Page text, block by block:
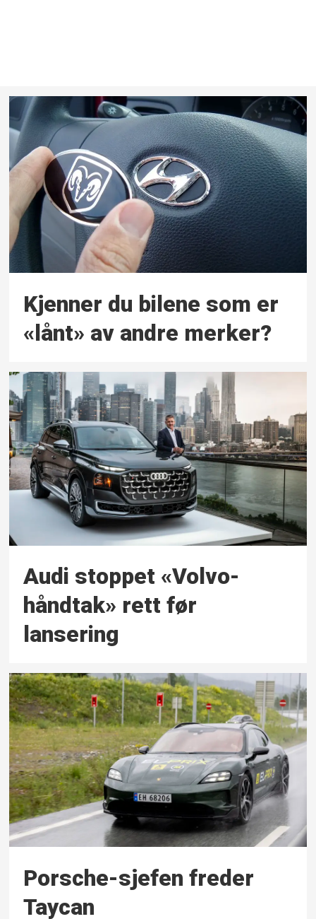
Kjenner du bilene som er
«lånt» av andre merker?
Audi stoppet «Volvo-
håndtak» rett før
lansering
Porsche-sjefen freder
Taycan